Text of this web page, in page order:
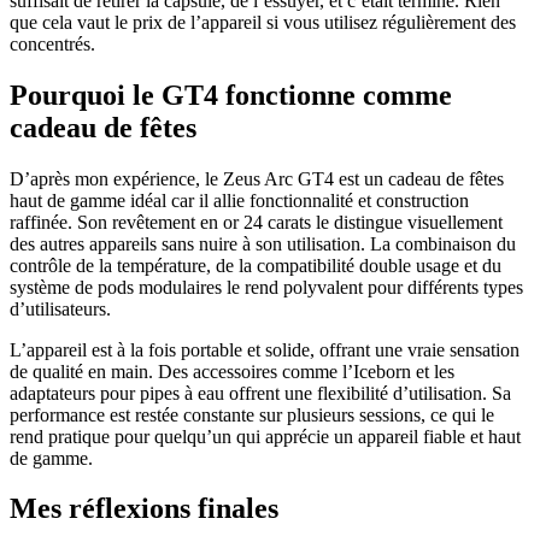
que cela vaut le prix de l’appareil si vous utilisez régulièrement des
concentrés.
Pourquoi le GT4 fonctionne comme
cadeau de fêtes
D’après mon expérience, le Zeus Arc GT4 est un cadeau de fêtes
haut de gamme idéal car il allie fonctionnalité et construction
raffinée. Son revêtement en or 24 carats le distingue visuellement
des autres appareils sans nuire à son utilisation. La combinaison du
contrôle de la température, de la compatibilité double usage et du
système de pods modulaires le rend polyvalent pour différents types
d’utilisateurs.
L’appareil est à la fois portable et solide, offrant une vraie sensation
de qualité en main. Des accessoires comme l’Iceborn et les
adaptateurs pour pipes à eau offrent une flexibilité d’utilisation. Sa
performance est restée constante sur plusieurs sessions, ce qui le
rend pratique pour quelqu’un qui apprécie un appareil fiable et haut
de gamme.
Mes réflexions finales